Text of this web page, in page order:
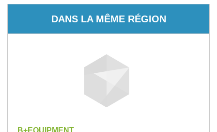
DANS LA MÊME RÉGION
B+EQUIPMENT